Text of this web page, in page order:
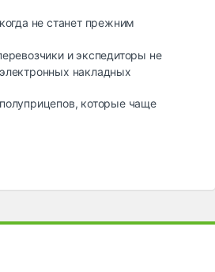
не станет прежним
и экспедиторы не
накладных
которые чаще